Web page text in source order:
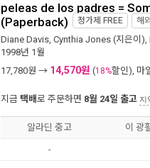
peleas de los padres =
(Paperback)
정가제 FREE 해
Diane Davis, Cynthia Jones (지은이),
1998년 1월
17,780원 → 14,570원 (18%할인), 마
지금 택배로 주문하면 8월 24일 출고 지
알라딘 중고 이 광
-